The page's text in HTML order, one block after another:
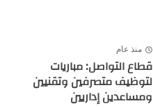
منذ عام
قطاع التواصل: مباريات
لتوظيف متصرفين وتقنيين
ومساعدين إداريين